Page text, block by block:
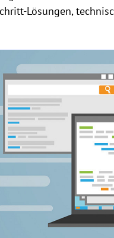
Lösungen,